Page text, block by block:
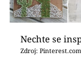
Nechte se
Zdroj: Pinterest.com